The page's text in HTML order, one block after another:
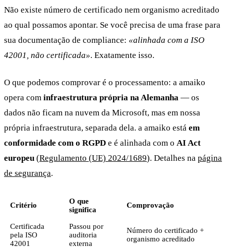
Não existe número de certificado nem organismo acreditado
ao qual possamos apontar. Se você precisa de uma frase para
sua documentação de compliance: «alinhada com a ISO
42001, não certificada». Exatamente isso.
O que podemos comprovar é o processamento: a amaiko
opera com infraestrutura própria na Alemanha — os
dados não ficam na nuvem da Microsoft, mas em nossa
própria infraestrutura, separada dela. a amaiko está em
conformidade com o RGPD e é alinhada com o AI Act
europeu (Regulamento (UE) 2024/1689). Detalhes na página
de segurança.
Critério
O que
significa
Comprovação
Certificada
pela ISO
42001
Passou por
auditoria
externa
Número do certificado +
organismo acreditado